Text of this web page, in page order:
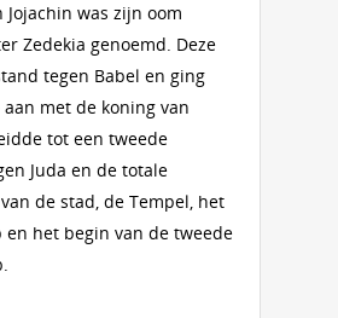
Jojachin was zijn oom
Zedekia genoemd. Deze
tegen Babel en ging
met de koning van
tot een tweede
Juda en de totale
de stad, de Tempel, het
en het begin van de tweede